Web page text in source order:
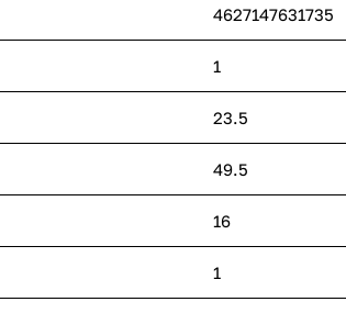
4627147631735
1
23.5
49.5
16
1